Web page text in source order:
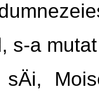
s-a